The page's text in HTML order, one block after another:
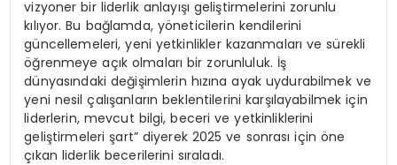
vizyoner bir liderlik anlayışı geliştirmelerini zorunlu
kılıyor. Bu bağlamda, yöneticilerin kendilerini
güncellemeleri, yeni yetkinlikler kazanmaları ve sürekli
öğrenmeye açık olmaları bir zorunluluk. İş
dünyasındaki değişimlerin hızına ayak uydurabilmek ve
yeni nesil çalışanların beklentilerini karşılayabilmek için
liderlerin, mevcut bilgi, beceri ve yetkinliklerini
geliştirmeleri şart” diyerek 2025 ve sonrası için öne
çıkan liderlik becerilerini sıraladı.